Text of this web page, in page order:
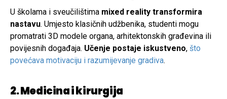
U školama i sveučilištima mixed reality transformira
nastavu. Umjesto klasičnih udžbenika, studenti mogu
promatrati 3D modele organa, arhitektonskih građevina ili
povijesnih događaja. Učenje postaje iskustveno, što
povećava motivaciju i razumijevanje gradiva.
2. Medicina i kirurgija